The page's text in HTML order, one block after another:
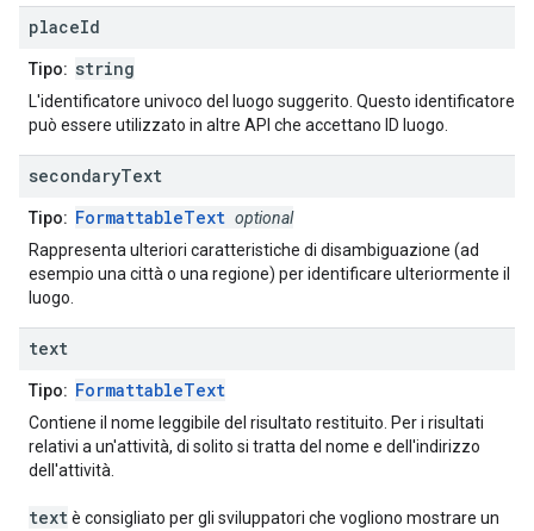
placeId
Tipo: string
L'identificatore univoco del luogo suggerito. Questo identificatore
può essere utilizzato in altre API che accettano ID luogo.
secondaryText
Tipo: FormattableText optional
Rappresenta ulteriori caratteristiche di disambiguazione (ad
esempio una città o una regione) per identificare ulteriormente il
luogo.
text
Tipo: FormattableText
Contiene il nome leggibile del risultato restituito. Per i risultati
relativi a un'attività, di solito si tratta del nome e dell'indirizzo
dell'attività.
textè consigliato per gli sviluppatori che vogliono mostrare un